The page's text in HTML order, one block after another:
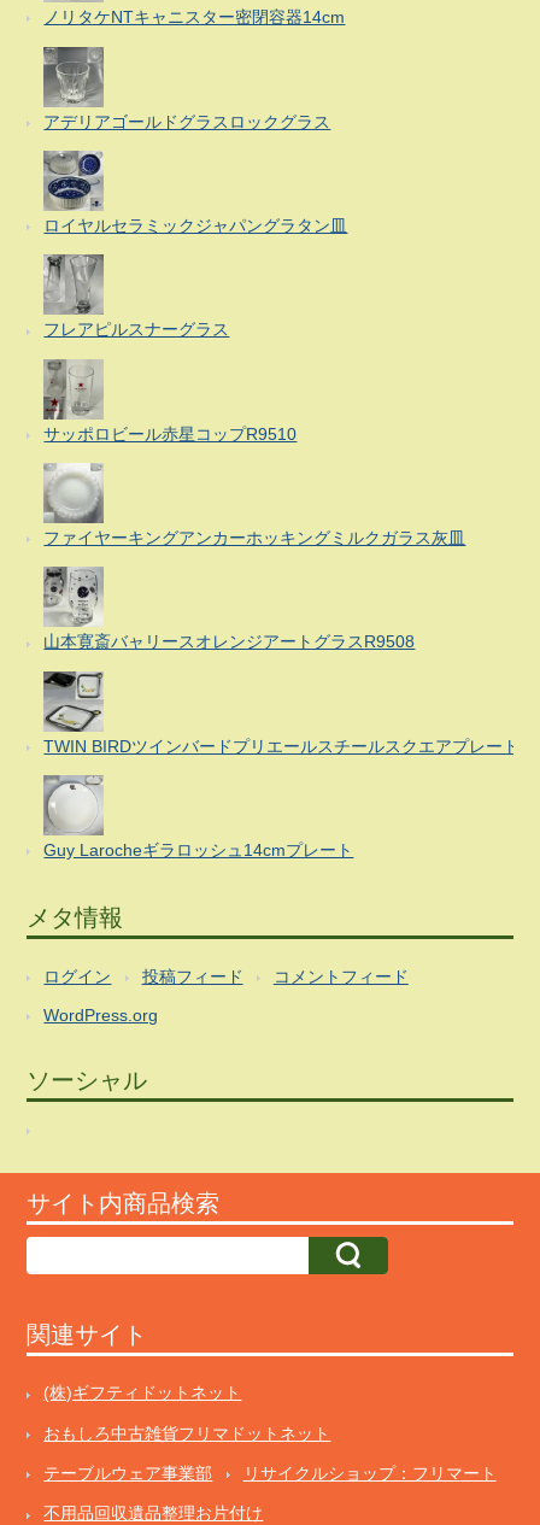
ノリタケNTキャニスター密閉容器14cm
アデリアゴールドグラスロックグラス
ロイヤルセラミックジャパングラタン皿
フレアピルスナーグラス
サッポロビール赤星コップR9510
ファイヤーキングアンカーホッキングミルクガラス灰皿
山本寛斎バャリースオレンジアートグラスR9508
TWIN BIRDツインバードプリエールスチールスクエアプレート
Guy Larocheギラロッシュ14cmプレート
メタ情報
ログイン 投稿フィード コメントフィード
WordPress.org
ソーシャル
サイト内商品検索
関連サイト
(株)ギフティドットネット
おもしろ中古雑貨フリマドットネット
テーブルウェア事業部 リサイクルショップ：フリマート
不用品回収遺品整理お片付け